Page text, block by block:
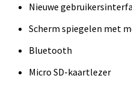
Nieuwe
Scherm spiegelen met
Bluetooth
Micro SD-kaartlezer